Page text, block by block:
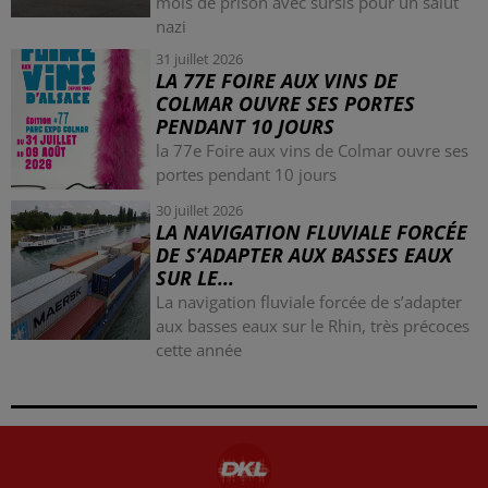
nazi
31 juillet 2026
LA 77E FOIRE AUX VINS DE
COLMAR OUVRE SES PORTES
PENDANT 10 JOURS
la 77e Foire aux vins de Colmar ouvre ses
portes pendant 10 jours
30 juillet 2026
LA NAVIGATION FLUVIALE FORCÉE
DE S’ADAPTER AUX BASSES EAUX
SUR LE...
La navigation fluviale forcée de s’adapter
aux basses eaux sur le Rhin, très précoces
cette année